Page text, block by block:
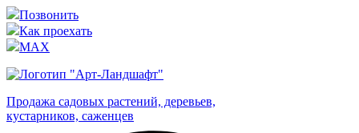
Позвонить
Как проехать
MAX
Продажа садовых растений, деревьев,
кустарников, саженцев